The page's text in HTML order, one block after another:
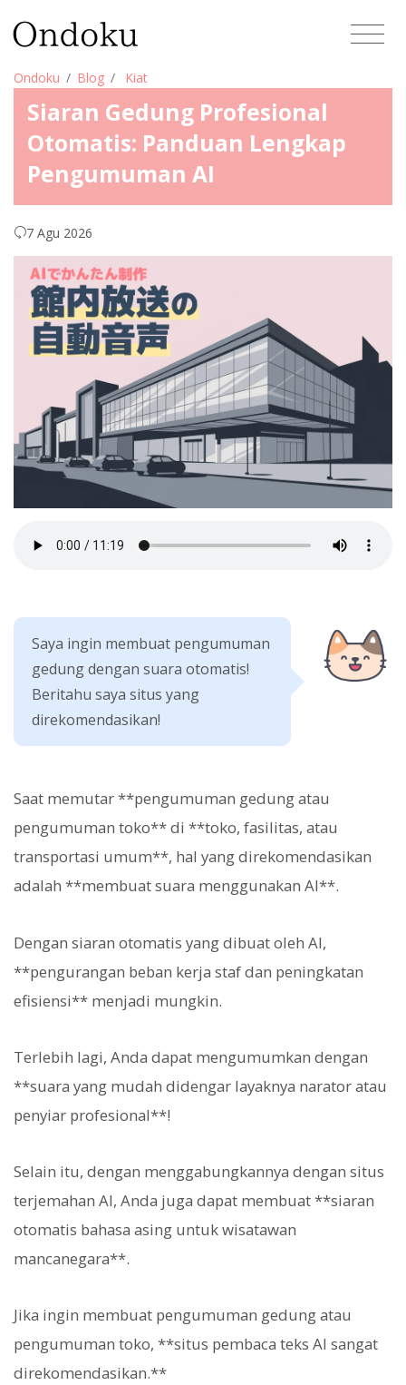
Ondoku Blog Kiat
Siaran Gedung Profesional
Otomatis: Panduan Lengkap
Pengumuman AI
7 Agu 2026
Saya ingin membuat pengumuman
gedung dengan suara otomatis!
Beritahu saya situs yang
direkomendasikan!
Saat memutar **pengumuman gedung atau
pengumuman toko** di **toko, fasilitas, atau
transportasi umum**, hal yang direkomendasikan
adalah **membuat suara menggunakan AI**.
Dengan siaran otomatis yang dibuat oleh AI,
**pengurangan beban kerja staf dan peningkatan
efisiensi** menjadi mungkin.
Terlebih lagi, Anda dapat mengumumkan dengan
**suara yang mudah didengar layaknya narator atau
penyiar profesional**!
Selain itu, dengan menggabungkannya dengan situs
terjemahan AI, Anda juga dapat membuat **siaran
otomatis bahasa asing untuk wisatawan
mancanegara**.
Jika ingin membuat pengumuman gedung atau
pengumuman toko, **situs pembaca teks AI sangat
direkomendasikan.**